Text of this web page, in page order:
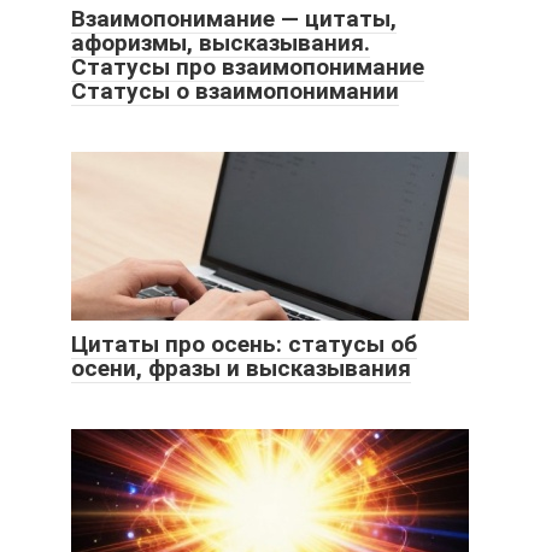
Взаимопонимание — цитаты,
афоризмы, высказывания.
Статусы про взаимопонимание
Статусы о взаимопонимании
Цитаты про осень: статусы об
осени, фразы и высказывания